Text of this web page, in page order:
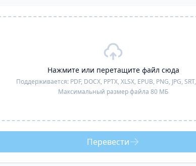
Нажмите или перетащите файл сюда
Поддерживается: PDF, DOCX, PPTX, XLSX, EPUB, PNG, JPG, SRT,
Максимальный размер файла 80 МБ
Перевести